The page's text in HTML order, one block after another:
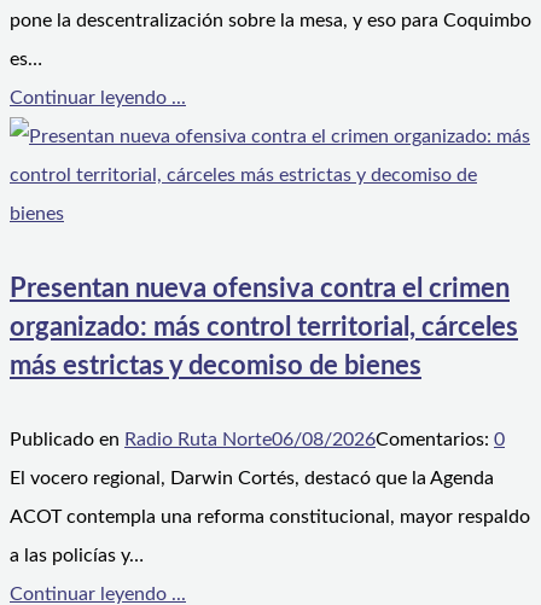
pone la descentralización sobre la mesa, y eso para Coquimbo
es…
Continuar leyendo ...
Presentan nueva ofensiva contra el crimen
organizado: más control territorial, cárceles
más estrictas y decomiso de bienes
Publicado en Radio Ruta Norte06/08/2026Comentarios: 0
El vocero regional, Darwin Cortés, destacó que la Agenda
ACOT contempla una reforma constitucional, mayor respaldo
a las policías y…
Continuar leyendo ...